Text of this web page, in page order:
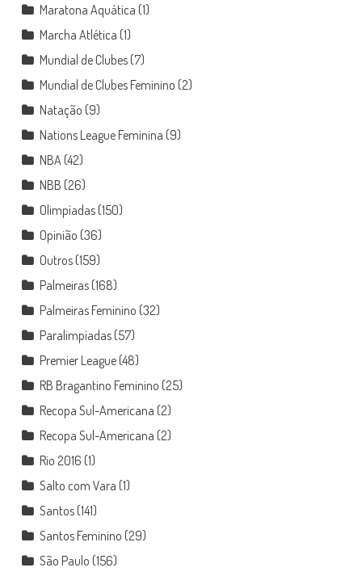
Maratona Aquática (1)
Marcha Atlética (1)
Mundial de Clubes(7)
Mundial de Clubes Feminino (2)
Natação (9)
Nations League Feminina (9)
NBA (42)
NBB (26)
Olimpíadas(150)
Opinião (36)
Outros(159)
Palmeiras(168)
Palmeiras Feminino (32)
Paralimpíadas(57)
Premier League(48)
RB Bragantino Feminino (25)
Recopa Sul-Americana (2)
Recopa Sul-Americana (2)
Rio 2016 (1)
Salto com Vara (1)
Santos(141)
Santos Feminino (29)
São Paulo (156)